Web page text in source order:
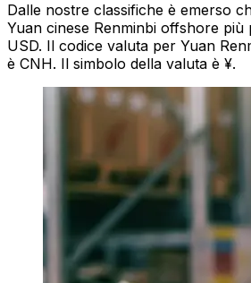
Dalle nostre classifiche è emerso
Yuan cinese Renminbi offshore
USD. Il codice valuta per Yuan
è CNH. Il simbolo della valuta è ¥.